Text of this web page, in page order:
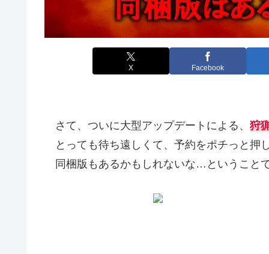
X Facebook
さて、ついに大型アップデートによる、 狩
とっても待ち遠しくて、予約をポチっと
同梱版もあるかもしれないな…ということ